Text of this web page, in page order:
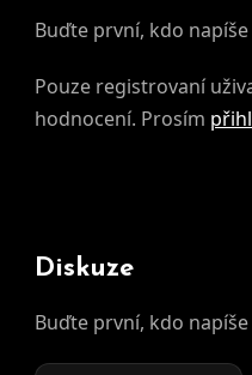
Buďte první, kdo
Pouze registrovaní
hodnocení. Prosím
Diskuze
Buďte první, kdo